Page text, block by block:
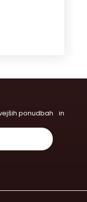
ponudbah in